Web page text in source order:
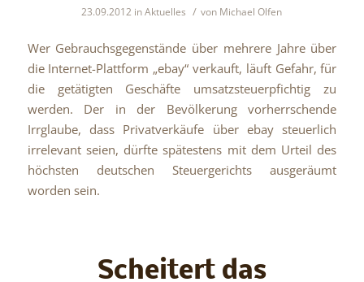
23.09.2012 inAktuelles / von Michael Olfen
Wer Gebrauchsgegenstände über mehrere Jahre über
die Internet-Plattform „ebay“ verkauft, läuft Gefahr, für
die getätigten Geschäfte umsatzsteuerpfichtig zu
werden. Der in der Bevölkerung vorherrschende
Irrglaube, dass Privatverkäufe über ebay steuerlich
irrelevant seien, dürfte spätestens mit dem Urteil des
höchsten deutschen Steuergerichts ausgeräumt
worden sein.
Scheitert das